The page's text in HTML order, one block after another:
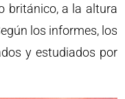
británico, a la altura
los informes, los
y estudiados por